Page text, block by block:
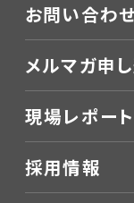
お問い合わ
メルマガ申
現場レポート
採用情報